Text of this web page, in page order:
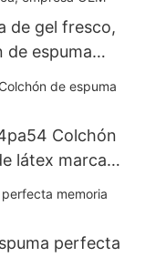
de gel fresco,
de espuma
Colchón
látex marca
perfecta